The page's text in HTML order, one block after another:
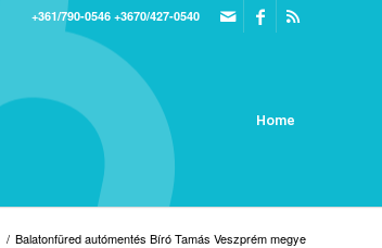
+361/790-0546 +3670/427-0540
Home
/ Balatonfüred autómentés Bíró Tamás Veszprém megye